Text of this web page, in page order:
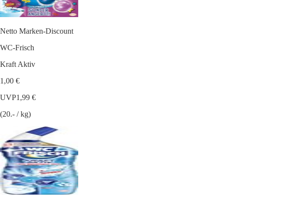
Netto Marken-Discount
WC-Frisch
Kraft Aktiv
1,00 €
UVP1,99 €
(20.- / kg)